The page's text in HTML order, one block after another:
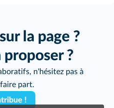
la page ?
proposer ?
n'hésitez pas à
part.
!